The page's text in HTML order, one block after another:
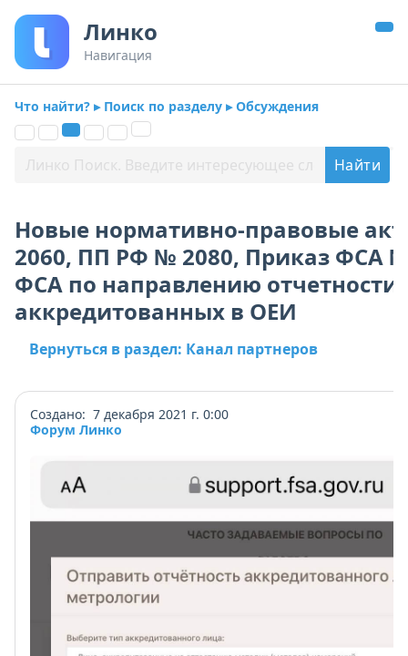
Линко
Навигация
Что найти? ▸ Поиск по разделу ▸ Обсуждения
Новые нормативно-правовые
2060, ПП РФ № 2080, Приказ ФСА
ФСА по направлению отчетности
аккредитованных в ОЕИ
Вернуться в раздел: Канал партнеров
Создано: 7 декабря 2021 г. 0:00
Форум Линко